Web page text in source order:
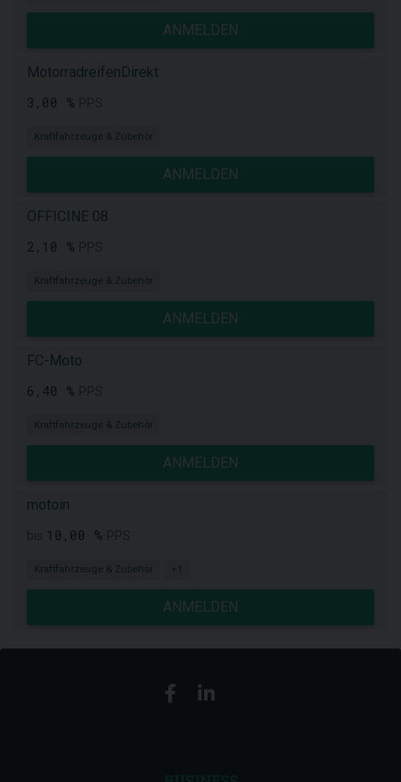
ANMELDEN
MotorradreifenDirekt
3,00 %
Kraftfahrzeuge & Zubehör
ANMELDEN
OFFICINE 08
2,10 %
Kraftfahrzeuge & Zubehör
ANMELDEN
FC-Moto
6,40 %
Kraftfahrzeuge & Zubehör
ANMELDEN
motoin
10,00 %
Kraftfahrzeuge & Zubehör +1
ANMELDEN